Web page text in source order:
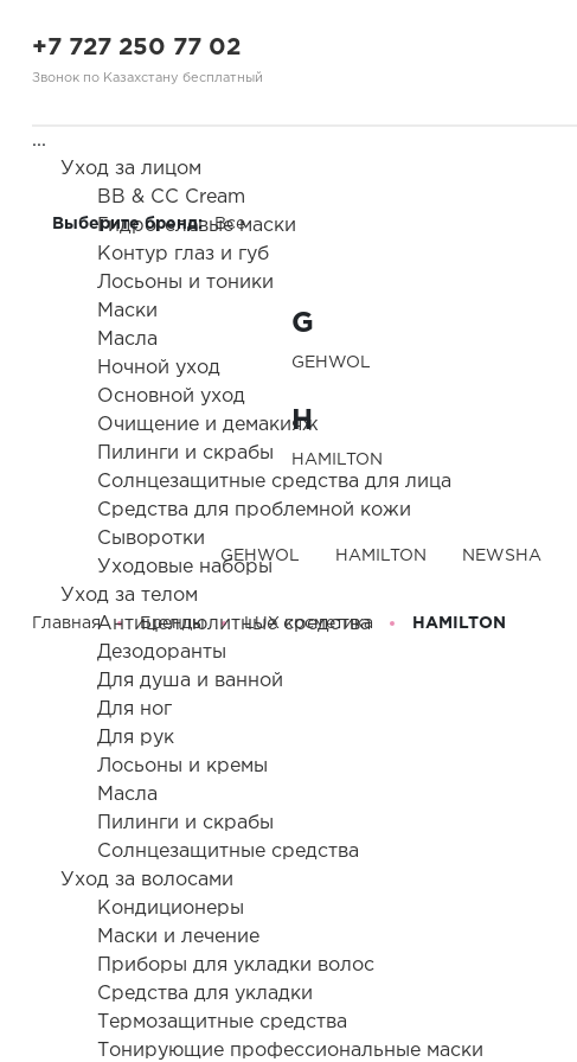
+7 727 250 77 02
Звонок по Казахстану бесплатный
...
Уход за лицом
BB & CC Cream
Гидрогелевые маски
Контур глаз и губ
Лосьоны и тоники
Маски
Масла
Ночной уход
Основной уход
Очищение и демакияж
Пилинги и скрабы
Солнцезащитные средства для лица
Средства для проблемной кожи
Сыворотки
Уходовые наборы
Уход за телом
Антицеллюлитные средства
Дезодоранты
Для душа и ванной
Для ног
Для рук
Лосьоны и кремы
Масла
Пилинги и скрабы
Солнцезащитные средства
Уход за волосами
Кондиционеры
Маски и лечение
Приборы для укладки волос
Средства для укладки
Термозащитные средства
Тонирующие профессиональные маски
Здравствуйте! Что вы ищете?
Выберите бренд: Все
G
GEHWOL
H
HAMILTON
GEHWOL HAMILTON NEWSHA
Главная Бренды LUX косметика HAMILTON
Товары HAMILTON в нашем магазине